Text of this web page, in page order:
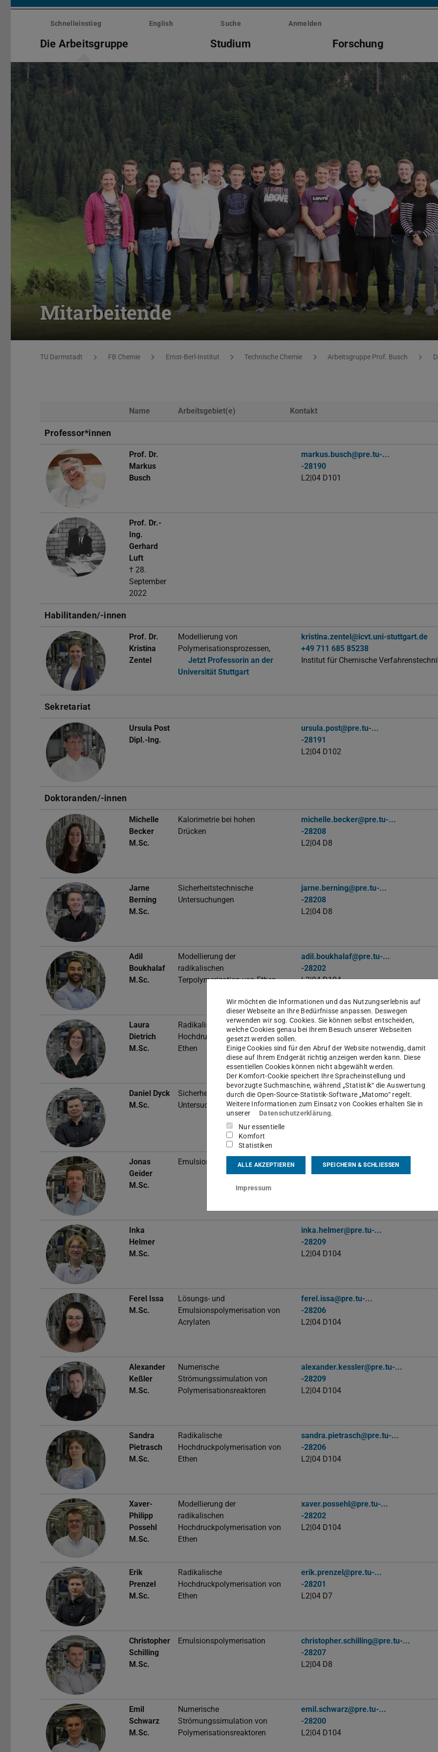
Menü
überspringenSchnelleinstieg English Suche Anmelden
Die Arbeitsgruppe Studium Forschung
Mitarbeitende
Sie befinden sich hier:
TU Darmstadt FB Chemie Ernst-Berl-Institut Technische Chemie Arbeitsgruppe Prof. Busch
Name Arbeitsgebiet(e) Kontakt
Professor*innen
Prof. Dr.
Markus
Busch
markus.busch@pre.tu-...
-28190
L2|04 D101
Prof. Dr.-
Ing.
Gerhard
Luft
† 28.
September
2022
Habilitanden/-innen
Prof. Dr.
Kristina
Zentel
Modellierung von
Polymerisationsprozessen,
Jetzt Professorin an der
Universität Stuttgart
kristina.zentel@icvt.uni-stuttgart.de
+49 711 685 85238
Institut für Chemische
Sekretariat
Ursula Post
Dipl.-Ing.
ursula.post@pre.tu-...
-28191
L2|04 D102
Doktoranden/-innen
Michelle
Becker
M.Sc.
Kalorimetrie bei hohen
Drücken
michelle.becker@pre.tu-...
-28208
L2|04 D8
Jarne
Berning
M.Sc.
Sicherheitstechnische
Untersuchungen
jarne.berning@pre.tu-...
-28208
L2|04 D8
Adil
Boukhalaf
M.Sc.
Modellierung der
radikalischen
Terpolymerization von Ethen
adil.boukhalaf@pre.tu-...
-28202
L2|04 D104
Laura
Dietrich
M.Sc.
Radikalische
Hochdruckpolymerisation von
Ethen
laura.dietrich@pre.tu-...
L2|04 D7
Daniel Dyck
M.Sc.
Sicherheitstechnische
Untersuchungen
daniel.dyck@pre.tu-...
-28211
L2|04 D8
Jonas
Geider
M.Sc.
Emulsionspolymerisation
jonas.geider@pre.tu-...
-28207
Inka
Helmer
M.Sc.
inka.helmer@pre.tu-...
-28209
L2|04 D104
Ferel Issa
M.Sc.
Lösungs- und
Emulsionspolymerisation von
Acrylaten
ferel.issa@pre.tu-...
-28206
L2|04 D104
Alexander
Keßler
M.Sc.
Numerische
Strömungssimulation von
Polymerisationsreaktoren
alexander.kessler@pre.tu-...
-28209
L2|04 D104
Sandra
Pietrasch
M.Sc.
Radikalische
Hochdruckpolymerisation von
Ethen
sandra.pietrasch@pre.tu-...
-28206
L2|04 D104
Xaver-
Philipp
Possehl
M.Sc.
Modellierung der
radikalischen
Hochdruckpolymerisation von
Ethen
xaver.possehl@pre.tu-...
-28202
L2|04 D104
Erik
Prenzel
M.Sc.
Radikalische
Hochdruckpolymerisation von
Ethen
erik.prenzel@pre.tu-...
-28201
L2|04 D7
Christopher
Schilling
M.Sc.
Emulsionspolymerisation
christopher.schilling@pre.tu-...
-28207
L2|04 D8
Emil
Schwarz
M.Sc.
Numerische
Strömungssimulation von
Polymerisationsreaktoren
emil.schwarz@pre.tu-...
-28200
L2|04 D104
Wir möchten die Informationen und das Nutzungserlebnis auf
dieser Webseite an Ihre Bedürfnisse anpassen. Deswegen
verwenden wir sog. Cookies. Sie können selbst entscheiden,
welche Cookies genau bei Ihrem Besuch unserer Webseiten
gesetzt werden sollen.
Einige Cookies sind für den Abruf der Website notwendig, damit
diese auf Ihrem Endgerät richtig anzeigen werden kann. Diese
essentiellen Cookies können nicht abgewählt werden.
Der Komfort-Cookie speichert Ihre Spracheinstellung und
bevorzugte Suchmaschine, während „Statistik“ die Auswertung
durch die Open-Source-Statistik-Software „Matomo“ regelt.
Weitere Informationen zum Einsatz von Cookies erhalten Sie in
unserer
Datenschutzerklärung.
Nur essentielle
Komfort
Statistiken
ALLE AKZEPTIEREN SPEICHERN & SCHLIESSEN
Impressum